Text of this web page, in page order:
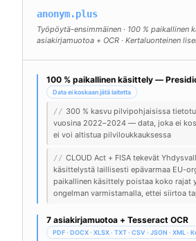
anonym.plus
Työpöytä-ensimmäinen · 100 % paikallinen
asiakirjamuotoa + OCR · Kertaluonteinen
100 % paikallinen käsittely —
Data ei koskaan jätä laitetta
// 300 % kasvu pilvipohjaisissa
vuosina 2022–2024 — data, joka ei
ei voi altistua pilviloukkauksessa
// CLOUD Act + FISA tekevät
käsittelystä laillisesti epävarmaa EU-
paikallinen käsittely poistaa koko rajat
ongelman varmistamalla, ettei siirtoa
7 asiakirjamuotoa + Tesseract OCR
PDF · DOCX · XLSX · TXT · CSV · JSON · XML ·